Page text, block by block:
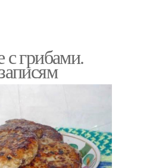
с грибами.